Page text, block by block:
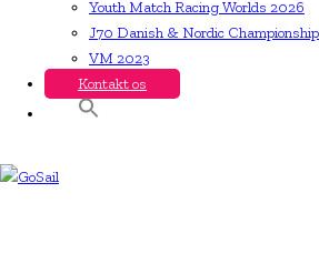
Youth Match Racing Worlds 2026
J70 Danish & Nordic
VM 2023
Kontakt os